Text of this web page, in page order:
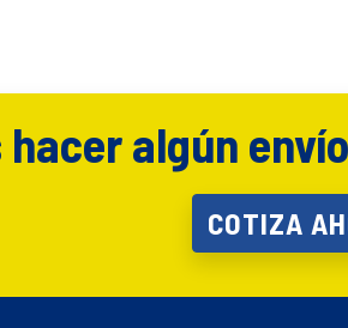
hacer algún
COTIZA